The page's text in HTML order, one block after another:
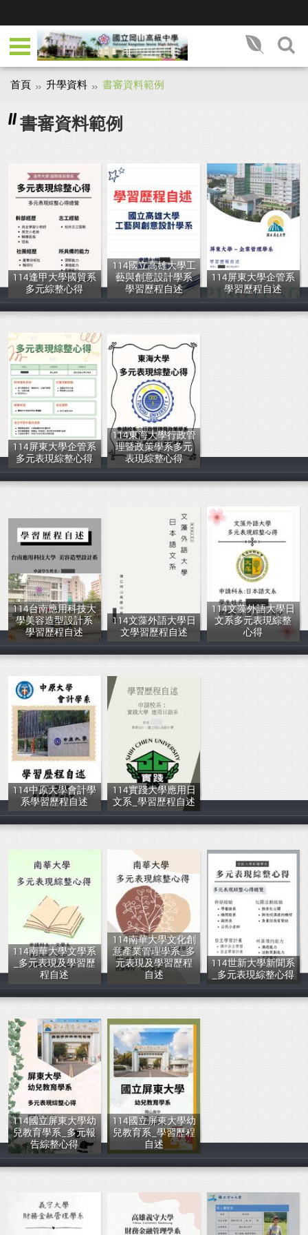
首頁 升學資料 書審資料範例
書審資料範例
114逢甲大學國貿系
多元綜整心得
岡山高中輔導室
114國立高雄大學工
藝與創意設計學系
學習歷程自述
岡山高中輔導室
114屏東大學企管系
學習歷程自述
岡山高中輔導室
114屏東大學企管系
多元表現綜整心得
岡山高中輔導室
114東海大學行政管
理暨政策學系多元
表現綜整心得
岡山高中輔導室
114台南應用科技大
學美容造型設計系
學習歷程自述
114文藻外語大學日
文學習歷程自述
114文藻外語大學日
文系多元表現綜整
心得
114中原大學會計學
系學習歷程自述
岡山高中輔導室
114實踐大學應用日
文系_學習歷程自述
輔導室
114南華大學文學系
_多元表現及學習歷
程自述
輔導室
114南華大學文化創
意產業管理學系_多
元表現及學習歷程
自述
輔導室
114世新大學新聞系
_多元表現綜整心得
岡山高中輔導室
114國立屏東大學幼
兒教育學系_多元報
告綜整心得
岡山高中輔導室
114國立屏東大學幼
兒教育系_學習歷程
自述
岡山高中輔導室